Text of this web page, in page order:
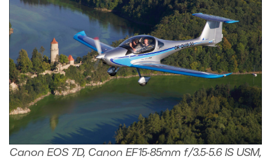
Canon EOS 7D, Canon EF15-85mm f/3.5-5.6 IS USM,